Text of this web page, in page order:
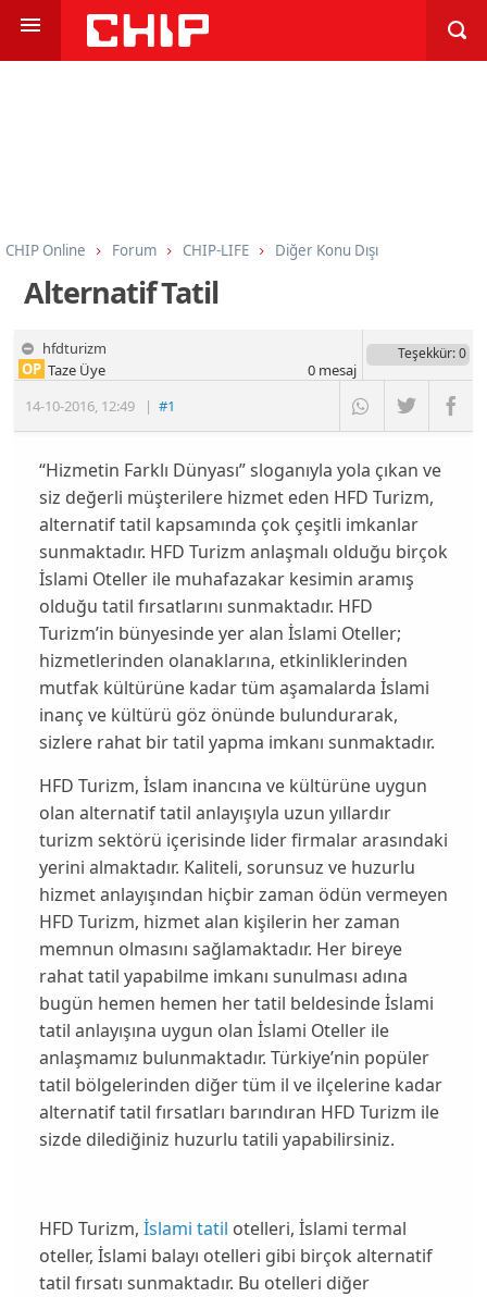
CHIP Online Forum CHIP-LIFE Diğer Konu Dışı
Alternatif Tatil
hfdturizm
14-10-2016, 12:49 |#1
OP Taze Üye
Teşekkür: 0
0mesaj
“Hizmetin Farklı Dünyası” sloganıyla yola çıkan ve
siz değerli müşterilere hizmet eden HFD Turizm,
alternatif tatil kapsamında çok çeşitli imkanlar
sunmaktadır. HFD Turizm anlaşmalı olduğu birçok
İslami Oteller ile muhafazakar kesimin aramış
olduğu tatil fırsatlarını sunmaktadır. HFD
Turizm’in bünyesinde yer alan İslami Oteller;
hizmetlerinden olanaklarına, etkinliklerinden
mutfak kültürüne kadar tüm aşamalarda İslami
inanç ve kültürü göz önünde bulundurarak,
sizlere rahat bir tatil yapma imkanı sunmaktadır.
HFD Turizm, İslam inancına ve kültürüne uygun
olan alternatif tatil anlayışıyla uzun yıllardır
turizm sektörü içerisinde lider firmalar arasındaki
yerini almaktadır. Kaliteli, sorunsuz ve huzurlu
hizmet anlayışından hiçbir zaman ödün vermeyen
HFD Turizm, hizmet alan kişilerin her zaman
memnun olmasını sağlamaktadır. Her bireye
rahat tatil yapabilme imkanı sunulması adına
bugün hemen hemen her tatil beldesinde İslami
tatil anlayışına uygun olan İslami Oteller ile
anlaşmamız bulunmaktadır. Türkiye’nin popüler
tatil bölgelerinden diğer tüm il ve ilçelerine kadar
alternatif tatil fırsatları barındıran HFD Turizm ile
sizde dilediğiniz huzurlu tatili yapabilirsiniz.
HFD Turizm, İslami tatil otelleri, İslami termal
oteller, İslami balayı otelleri gibi birçok alternatif
tatil fırsatı sunmaktadır. Bu otelleri diğer